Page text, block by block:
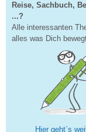
Reise, Sachbuch,
...?
Alle interessanten
alles was Dich
Hier geht´s